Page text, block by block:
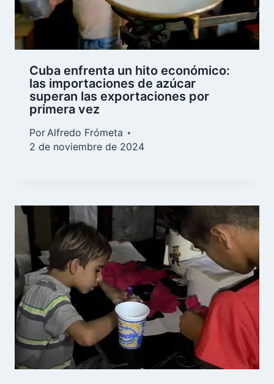
Cuba enfrenta un hito económico:
las importaciones de azúcar
superan las exportaciones por
primera vez
PorAlfredo Frómeta
2 de noviembre de 2024